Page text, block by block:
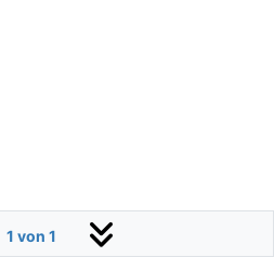
1 von 1